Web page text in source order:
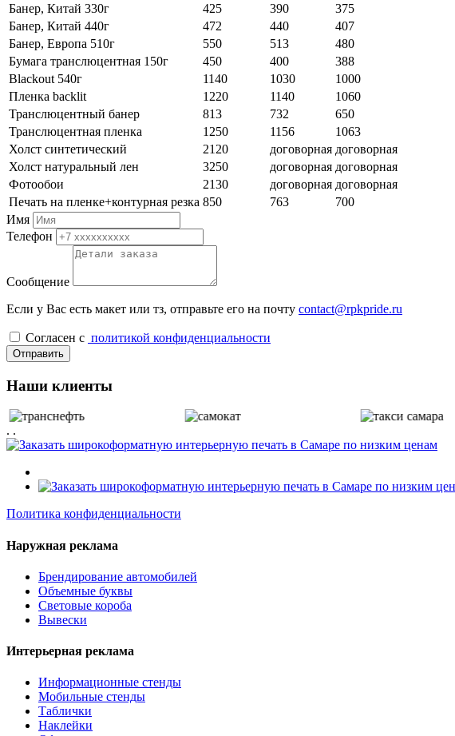
Банер, Китай 330г
425 390
375
Банер, Китай 440г
472 440
407
Банер, Европа 510г
550 513
480
Бумага транслюцентная 150г
450 400
388
Blackout 540г
1140 1030
1000
Пленка backlit
1220 1140
1060
Транслюцентный банер
813 732
650
Транслюцентная пленка
1250 1156
1063
Холст синтетический
2120 договорная договорная
Холст натуральный лен
3250 договорная договорная
Фотообои
2130 договорная договорная
Печать на пленке+контурная резка 850 763
700
Имя
Телефон
Сообщение
Если у Вас есть макет или тз, отправьте его на почту contact@rpkpride.ru
Cогласен с политикой конфиденциальности
Отправить
Наши клиенты
. .
Политика конфиденциальности
Наружная реклама
Брендирование автомобилей
Объемные буквы
Световые короба
Вывески
Интерьерная реклама
Информационные стенды
Мобильные стенды
Таблички
Наклейки